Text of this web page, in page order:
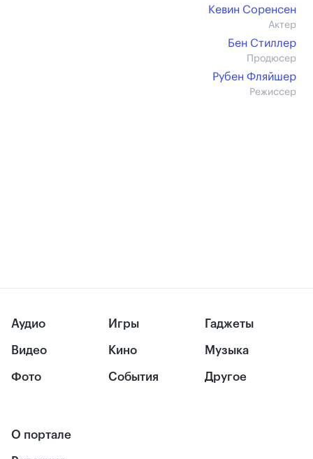
Кевин Соренсен
Актер
Бен Стиллер
Продюсер
Рубен Фляйшер
Режиссер
Аудио
Видео
Фото
Игры
Кино
События
Гаджеты
Музыка
Другое
О портале